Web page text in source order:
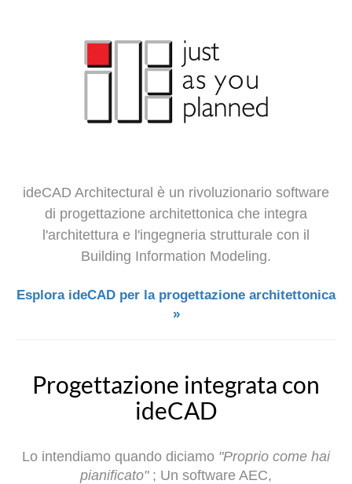
ideCAD Architectural è un rivoluzionario software
di progettazione architettonica che integra
l'architettura e l'ingegneria strutturale con il
Building Information Modeling.
Esplora ideCAD per la progettazione architettonica
»
Progettazione integrata con
ideCAD
Lo intendiamo quando diciamo "Proprio come hai
pianificato"; Un software AEC,